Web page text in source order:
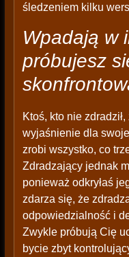
śledzeniem kilku
Wpadają w
próbujesz
Ktoś, kto nie
wyjaśnienie dla
zrobi wszystko, co
Zdradzający jednak
ponieważ odkryłaś
zdarza się, że
odpowiedzialność i
Zwykle próbują Cię
bycie zbyt